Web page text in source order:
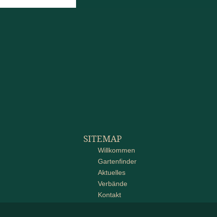
SITEMAP
Willkommen
Gartenfinder
Aktuelles
Verbände
Kontakt